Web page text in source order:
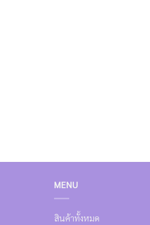
MENU
สินค้าทั้งหมด